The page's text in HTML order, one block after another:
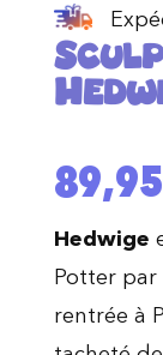
89,95
Hedwige
Potter
rentrée à